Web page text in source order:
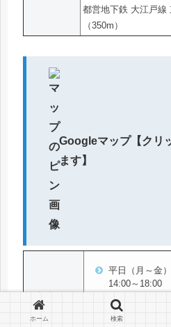
都営地下鉄 大江戸
（350m）
Googleマップ【クリ
ます】
平日（月～金
14:00～18:00
土 10:00～
ホーム 検索